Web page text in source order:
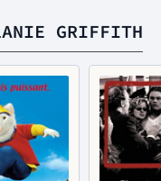
GRIFFITH